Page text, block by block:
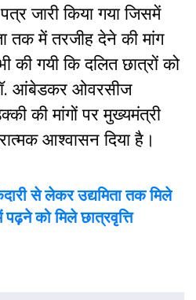
जारी किया गया जिसमें
तक में तरजीह देने की मांग
की गयी कि दलित छात्रों को
आंबेडकर ओवरसीज
की मांगों पर मुख्यमंत्री
आश्वासन दिया है।
से लेकर उद्यमिता तक मिले
को मिले छात्रवृत्ति